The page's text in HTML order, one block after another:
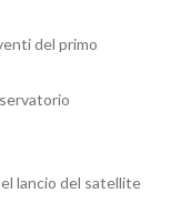
del primo
lancio del satellite